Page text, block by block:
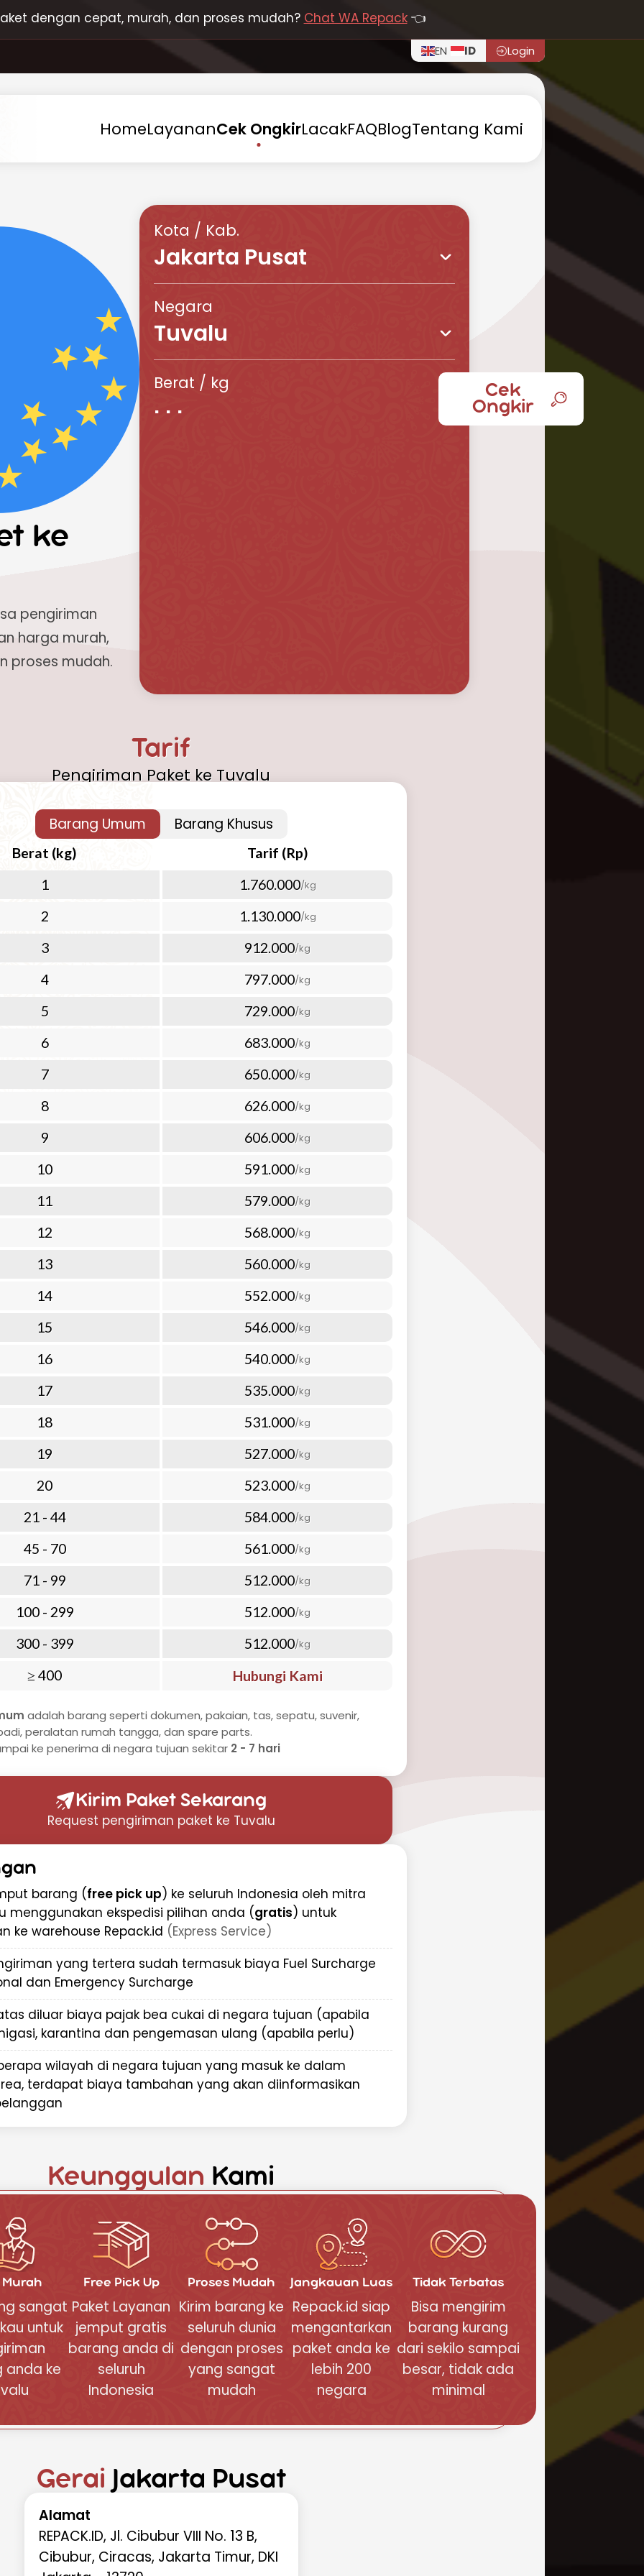
dengan cepat, murah, dan proses mudah? Chat WA Repack👈
EN ID Login
HomeLayananCekOngkirLacakFAQBlogTentang Kami
ke
pengiriman
harga murah,
proses mudah.
industri logistik
pengiriman udara yang
negara lainnya di seluruh
yang Mudah dan
pengiriman udara
pilihan ideal untuk:
keamanan ekstra
hanya 3-7 hari kerja, paket
barang ke Tuvalu yang
Berikut perkiraan biaya
per kg
tabel tarif pengiriman
ke Tuvalu dapat bervariasi
barang yang Anda kirim
untuk cara kirim paket
kualitas dan kecepatan.
pengiriman ke Tuvalu
udara yang dapat Anda
memantau paket Anda
status pengiriman
membutuhkan
tinggi. Repack.id
pengiriman dokumen ke
meliputi:
keamanan dan ketepatan
ke Tuvalu, karena itu kami
memastikan dokumen
tepat waktu.
untuk Pengiriman
internasional terpercaya,
Tuvalu dan 200+ negara
melayani pengiriman
barang hingga
untuk semua jenis
Anda secara real-time
- Tim kami siap membantu
barang sampai dalam
Mudah
lakukan cek ongkir terlebih
pengiriman Anda.
dari 1 kg hingga 20 kg.
formulir yang
ongkir ke Tuvalu untuk
pada tabel harga. Cara
tinggal memasukkan
pilih negara Tuvalu sebagai
Kota / Kab.
Jakarta Pusat
Negara
Tuvalu
Berat / kg
Cek
Ongkir
Tarif
Pengiriman Paket ke Tuvalu
Barang Umum Barang Khusus
Berat (kg)
Tarif (Rp)
1
1.760.000/kg
2 1.130.000/kg
3 912.000/kg
4 797.000/kg
5 729.000/kg
6 683.000/kg
7 650.000/kg
8 626.000/kg
9 606.000/kg
10 591.000/kg
11 579.000/kg
12 568.000/kg
13 560.000/kg
14 552.000/kg
15 546.000/kg
16 540.000/kg
17 535.000/kg
18 531.000/kg
19 527.000/kg
20 523.000/kg
21 - 44 584.000/kg
45 - 70 561.000/kg
71 - 99 512.000/kg
100 - 299 512.000/kg
300 - 399 512.000/kg
≥ 400 Hubungi Kami
adalah barang seperti dokumen, pakaian, tas, sepatu, suvenir,
peralatan rumah tangga, dan spare parts.
ke penerima di negara tujuan sekitar 2 - 7 hari
Kirim Paket Sekarang
Request pengiriman paket ke Tuvalu
barang (free pick up) ke seluruh Indonesia oleh mitra
menggunakan ekspedisi pilihan anda (gratis) untuk
ke warehouse Repack.id (Express Service)
yang tertera sudah termasuk biaya Fuel Surcharge
dan Emergency Surcharge
diluar biaya pajak bea cukai di negara tujuan (apabila
karantina dan pengemasan ulang (apabila perlu)
wilayah di negara tujuan yang masuk ke dalam
terdapat biaya tambahan yang akan diinformasikan
Keunggulan Kami
Murah
sangat
untuk
anda ke
Free Pick Up
Paket Layanan
jemput gratis
barang anda di
seluruh
Indonesia
Proses Mudah
Kirim barang ke
seluruh dunia
dengan proses
yang sangat
mudah
Jangkauan Luas
Repack.id siap
mengantarkan
paket anda ke
lebih 200
negara
Tidak Terbatas
Bisa mengirim
barang kurang
dari sekilo sampai
besar, tidak ada
minimal
Gerai Jakarta Pusat
Alamat
REPACK.ID, Jl. Cibubur VIII No. 13 B,
Cibubur, Ciracas, Jakarta Timur, DKI